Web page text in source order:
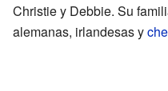
Christie y Debbie. Su
alemanas, irlandesas y